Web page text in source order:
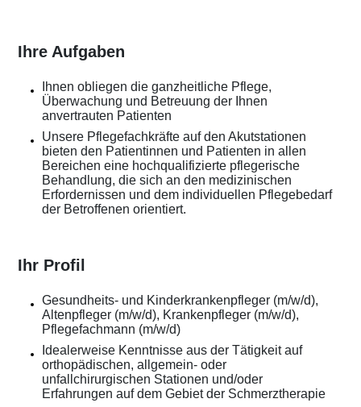
Ihre Aufgaben
Ihnen obliegen die ganzheitliche Pflege,
Überwachung und Betreuung der Ihnen
anvertrauten Patienten
Unsere Pflegefachkräfte auf den Akutstationen
bieten den Patientinnen und Patienten in allen
Bereichen eine hochqualifizierte pflegerische
Behandlung, die sich an den medizinischen
Erfordernissen und dem individuellen Pflegebedarf
der Betroffenen orientiert.
Ihr Profil
Gesundheits- und Kinderkrankenpfleger (m/w/d),
Altenpfleger (m/w/d), Krankenpfleger (m/w/d),
Pflegefachmann (m/w/d)
Idealerweise Kenntnisse aus der Tätigkeit auf
orthopädischen, allgemein- oder
unfallchirurgischen Stationen und/oder
Erfahrungen auf dem Gebiet der Schmerztherapie